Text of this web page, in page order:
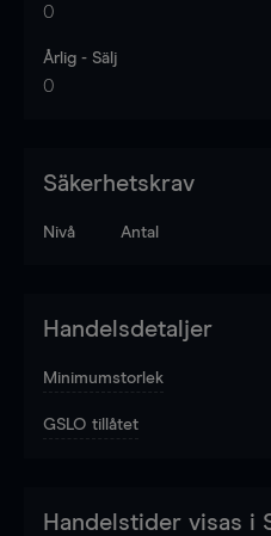
0
Årlig - Sälj
0
Säkerhetskrav
Nivå Antal
Handelsdetaljer
Minimumstorlek
GSLO tillåtet
Handelstider visas i